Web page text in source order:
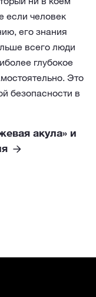
если человек
его знания
всего люди
глубокое
Это
безопасности в
акула» и